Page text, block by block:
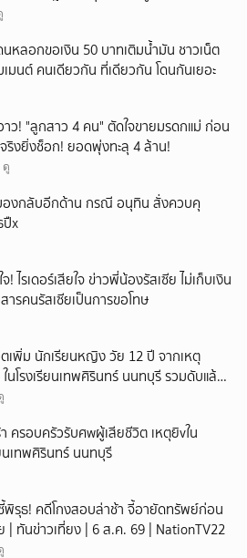
นหลอกขอเงิน 50 บาทเติมน้ำมัน ชาวเน็ต
มนต์ คนเดียวกัน ที่เดียวกัน โดนกันเยอะ
ว! "ลูกสาว 4 คน" ตัดใจขายมรดกแม่ ก่อน
ริงยิ่งช็อก! ยอดพุ่งทะลุ 4 ล้าน!
ดู
องกลับอีกด้าน กรณี อนุทิน สั่งควบคุ
ปืx
! ไรเดอร์เสียใจ ข่าวพี่น้องรัสเซีย ไม่เก็บเงิน
ารคนรัสเซียเป็นการขอโทษ
ตเพิ่ม นักเรียนหญิง วัย 12 ปี จากเหตุ
ในโรงเรียนเทพศิรินทร์ นนทบุรี รวมดับแล้ว
ครอบครัวรับศwผู้เสียชีวิต เหตุยิvใน
นเทพศิรินทร์ นนทบุรี
พิรุธ! คดีโกงสอบล่าช้า จี้อายัดทรัพย์ก่อน
| ทันข่าวเที่ยง | 6 ส.ค. 69 | NationTV22